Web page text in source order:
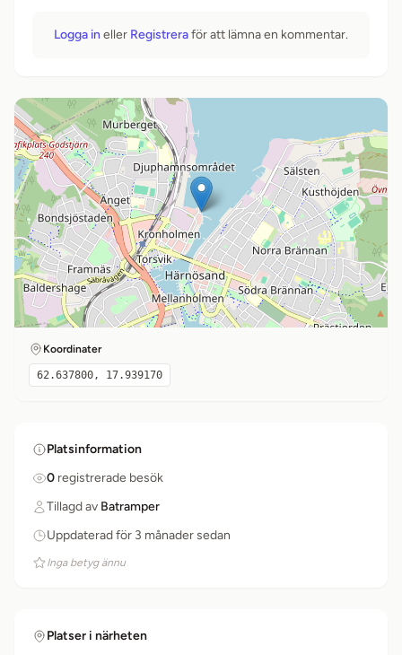
Logga in eller Registreraför att lämna en kommentar.
Koordinater
62.637800, 17.939170
Platsinformation
0 registrerade besök
Tillagd av Batramper
Uppdaterad för 3 månader sedan
Inga betyg ännu
Platser i närheten